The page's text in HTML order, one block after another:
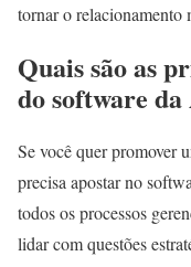
tornar o relacionamento
Quais são as
do software
Se você quer promover
precisa apostar no
todos os processos
lidar com questões